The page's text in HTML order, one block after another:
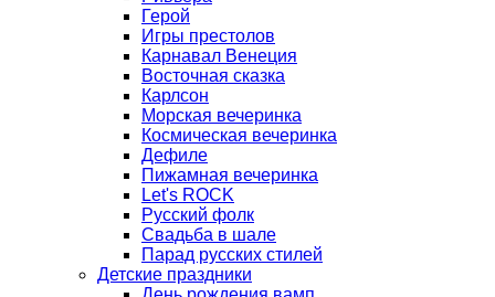
Герой
Игры престолов
Карнавал Венеция
Восточная сказка
Карлсон
Морская вечеринка
Космическая вечеринка
Дефиле
Пижамная вечеринка
Let's ROCK
Русский фолк
Свадьба в шале
Парад русских стилей
Детские праздники